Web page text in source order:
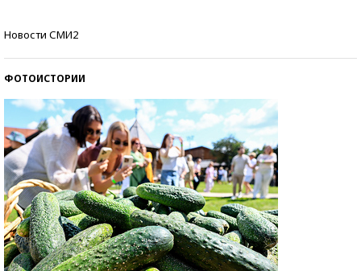
Новости СМИ2
ФОТОИСТОРИИ